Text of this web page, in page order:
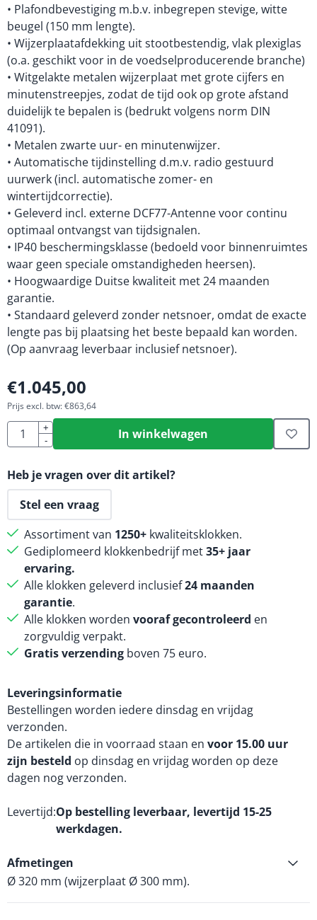
• Plafondbevestiging m.b.v. inbegrepen stevige, witte
beugel (150 mm lengte).
• Wijzerplaatafdekking uit stootbestendig, vlak plexiglas
(o.a. geschikt voor in de voedselproducerende branche)
• Witgelakte metalen wijzerplaat met grote cijfers en
minutenstreepjes, zodat de tijd ook op grote afstand
duidelijk te bepalen is (bedrukt volgens norm DIN
41091).
• Metalen zwarte uur- en minutenwijzer.
• Automatische tijdinstelling d.m.v. radio gestuurd
uurwerk (incl. automatische zomer- en
wintertijdcorrectie).
• Geleverd incl. externe DCF77-Antenne voor continu
optimaal ontvangst van tijdsignalen.
• IP40 beschermingsklasse (bedoeld voor binnenruimtes
waar geen speciale omstandigheden heersen).
• Hoogwaardige Duitse kwaliteit met 24 maanden
garantie.
• Standaard geleverd zonder netsnoer, omdat de exacte
lengte pas bij plaatsing het beste bepaald kan worden.
(Op aanvraag leverbaar inclusief netsnoer).
€1.045,00
Prijs excl. btw:€863,64
Aantal
+
-
In winkelwagen
Heb je vragen over dit artikel?
Stel een vraag
Assortiment van 1250+ kwaliteitsklokken.
Gediplomeerd klokkenbedrijf met35+ jaar
ervaring.
Alle klokken geleverd inclusief24 maanden
garantie.
Alle klokken worden vooraf gecontroleerd en
zorgvuldig verpakt.
Gratis verzending boven 75 euro.
Leveringsinformatie
Bestellingen worden iedere dinsdag en vrijdag
verzonden.
De artikelen die in voorraad staan en voor 15.00 uur
zijn besteld op dinsdag en vrijdag worden op deze
dagen nog verzonden.
Levertijd Op bestelling leverbaar, levertijd 15-25
werkdagen.
Afmetingen
Ø 320 mm (wijzerplaat Ø 300 mm).